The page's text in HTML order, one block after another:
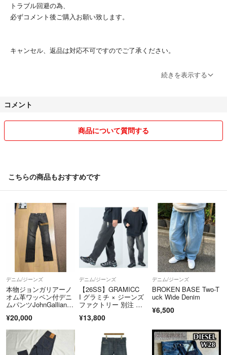
トラブル回避の為、
必ずコメント後ご購入お願い致します。
キャンセル、返品は対応不可ですのでご了承ください。
※最近コンビニ払いでの未払いのままのキャンセルが多発しています。
買う気のない、いいねはおやめください。
神経質な方はご遠慮ください。
取り置きは出来ません。
コメント逃げはおやめください。
大幅な、値下げはいたしません。
商品と関係のないコメントや取り置き希望のコメントはスルー・削除さ
せていただきます。
質問逃げや評価が悪い方はブロックさせてもらう場合がございます。
仕事の関係上、コメントの返事が遅れる場合が
ございます。ご了承ください。
続きを表示する
コメント
商品について質問する
こちらの商品もおすすめです
デニム/ジーンズ
本物ジョンガリアーノ
オム革ワッペン付デニ
ムパンツJohnGallian
ーパン灰Mメゾンマル
ジェラ正規品
¥20,000
デニム/ジーンズ
【26SS】GRAMICC
I グラミチ × ジーンズ
ファクトリー 別注 ス
デイパンツ / L / ブラッ
¥13,800
デニム/ジーンズ
BROKEN BASE Two-T
uck Wide Denim
¥6,500